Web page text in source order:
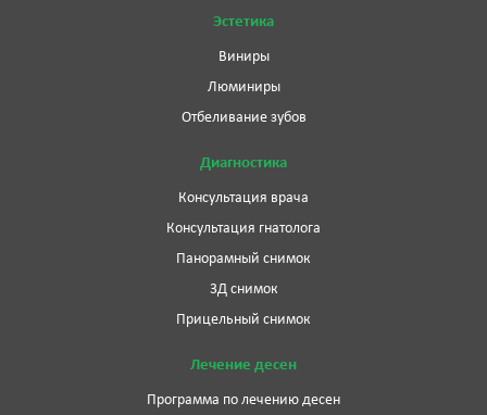
Эстетика
Виниры
Люминиры
Отбеливание зубов
Диагностика
Консультация врача
Консультация гнатолога
Панорамный снимок
3Д снимок
Прицельный снимок
Лечение десен
Программа по лечению десен